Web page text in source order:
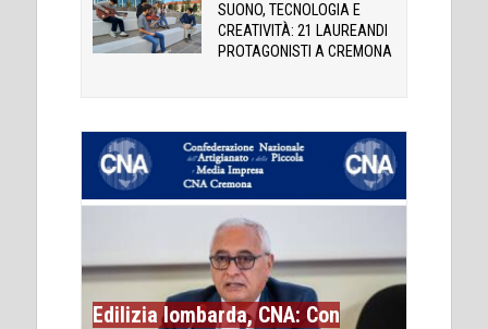
SUONO, TECNOLOGIA E
CREATIVITÀ: 21 LAUREANDI
PROTAGONISTI A CREMONA
Edilizia lombarda, CNA: Con